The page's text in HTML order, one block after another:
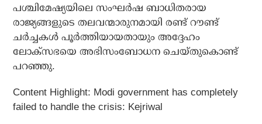
പശ്ചിമേഷ്യയിലെ സംഘര്‍ഷ ബാധിതരായ
രാജ്യങ്ങളുടെ തലവന്മാരുനമായി രണ്ട് റൗണ്ട്
ചര്‍ച്ചകള്‍ പൂര്‍ത്തിയായതായും അദ്ദേഹം
ലോക്‌സഭയെ അഭിസംബോധന ചെയ്തുകൊണ്ട്
പറഞ്ഞു.
Content Highlight: Modi government has completely
failed to handle the crisis: Kejriwal